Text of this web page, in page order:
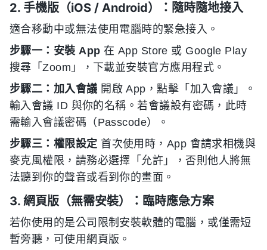
2. 手機版（iOS / Android）：隨時隨地接入
適合移動中或無法使用電腦時的緊急接入。
步驟一：安裝 App 在 App Store 或 Google Play
搜尋「Zoom」，下載並安裝官方應用程式。
步驟二：加入會議 開啟 App，點擊「加入會議」。
輸入會議 ID 與你的名稱。若會議設有密碼，此時
需輸入會議密碼（Passcode）。
步驟三：權限設定首次使用時，App 會請求相機與
麥克風權限，請務必選擇「允許」，否則他人將無
法聽到你的聲音或看到你的畫面。
3. 網頁版（無需安裝）：臨時應急方案
若你使用的是公司限制安裝軟體的電腦，或僅需短
暫旁聽，可使用網頁版。